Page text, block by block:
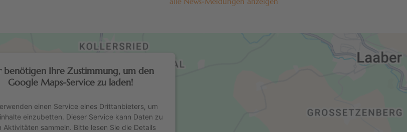
benötigen Ihre Zustimmung, um den
Google Maps-Service zu laden!
einen Service eines Drittanbieters, um
einzubetten. Dieser Service kann Daten zu
Aktivitäten sammeln. Bitte lesen Sie die Details